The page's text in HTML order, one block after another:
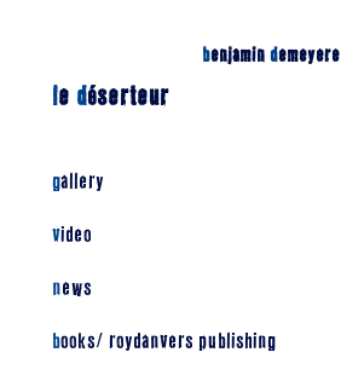
benjamin demeyere
le déserteur
gallery
video
news
books/ roydanvers publishing